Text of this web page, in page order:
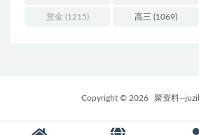
赏金 (1215) 高三 (1069)
Copyright © 2026 聚资料--